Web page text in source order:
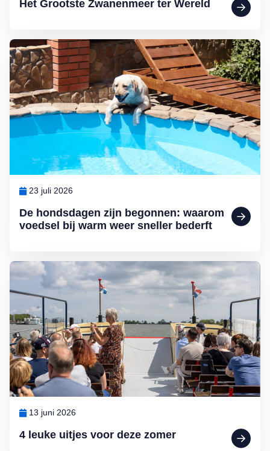
Het Grootste Zwanenmeer ter Wereld
De hondsdagen zijn begonnen: waarom
voedsel bij warm weer sneller bederft
23 juli 2026
Lees meer over De hondsdagen zijn begonnen: waarom voedsel
4 leuke uitjes voor deze zomer
13 juni 2026
Lees meer over 4 leuke uitjes voor deze zomer